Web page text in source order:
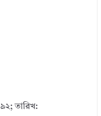
তারিখ: